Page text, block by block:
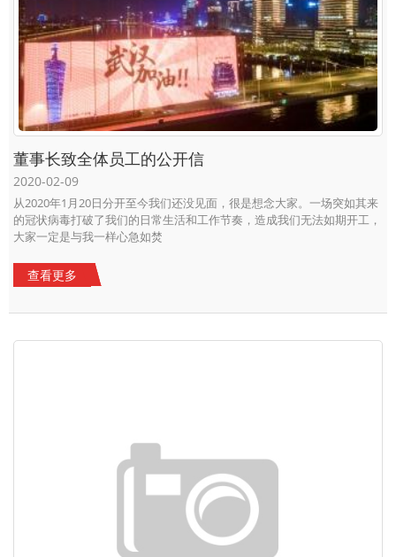
董事长致全体员工的公开信
2020-02-09
从2020年1月20日分开至今我们还没见面，很是想念大家。一场突如其来
的冠状病毒打破了我们的日常生活和工作节奏，造成我们无法如期开工，
大家一定是与我一样心急如焚
查看更多